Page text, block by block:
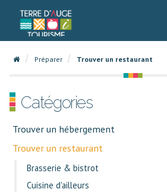
Préparer Trouver un restaurant
Catégories
Trouver un hébergement
Trouver un restaurant
Brasserie & bistrot
Cuisine d'ailleurs